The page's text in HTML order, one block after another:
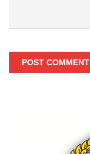
POST COMMENT